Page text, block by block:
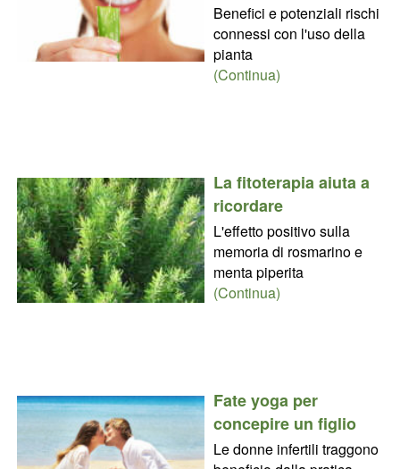
Benefici e potenziali rischi
connessi con l'uso della
pianta
(Continua)
La fitoterapia aiuta a
ricordare
L'effetto positivo sulla
memoria di rosmarino e
menta piperita
(Continua)
Fate yoga per
concepire un figlio
Le donne infertili traggono